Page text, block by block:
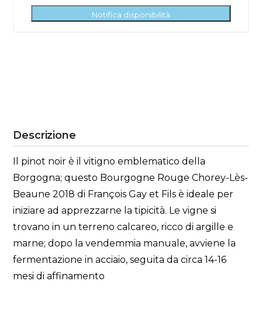
Notifica disponibilità
Descrizione
Il pinot noir è il vitigno emblematico della
Borgogna; questo Bourgogne Rouge Chorey-Lès-
Beaune 2018 di François Gay et Fils è ideale per
iniziare ad apprezzarne la tipicità. Le vigne si
trovano in un terreno calcareo, ricco di argille e
marne; dopo la vendemmia manuale, avviene la
fermentazione in acciaio, seguita da circa 14-16
mesi di affinamento